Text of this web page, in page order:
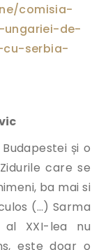
comisia-
de-
serbia-
și o
care se
ba mai si
(…) Sarma
al XXI-lea nu
este doar o